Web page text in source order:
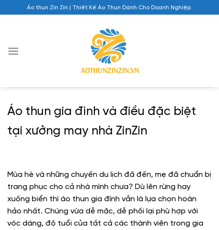
Áo thun Zin Zin | Thiết Kế Áo Thun Dành Cho Doanh Nghiệp.
Áo thun gia đình và điều đặc biệt
tại xưởng may nhà ZinZin
Mùa hè và những chuyến du lịch đã đến, mẹ đã chuẩn bị
trang phục cho cả nhà mình chưa? Dù lên rừng hay
xuống biển thì áo thun gia đình vẫn là lựa chọn hoàn
hảo nhất. Chúng vừa dễ mặc, dễ phối lại phù hợp với
vóc dáng, độ tuổi của tất cả các thành viên trong gia